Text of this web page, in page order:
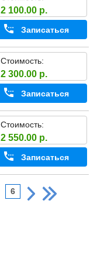
2 100.00 р.
Записаться
Стоимость:
2 300.00 р.
Записаться
Стоимость:
2 550.00 р.
Записаться
6